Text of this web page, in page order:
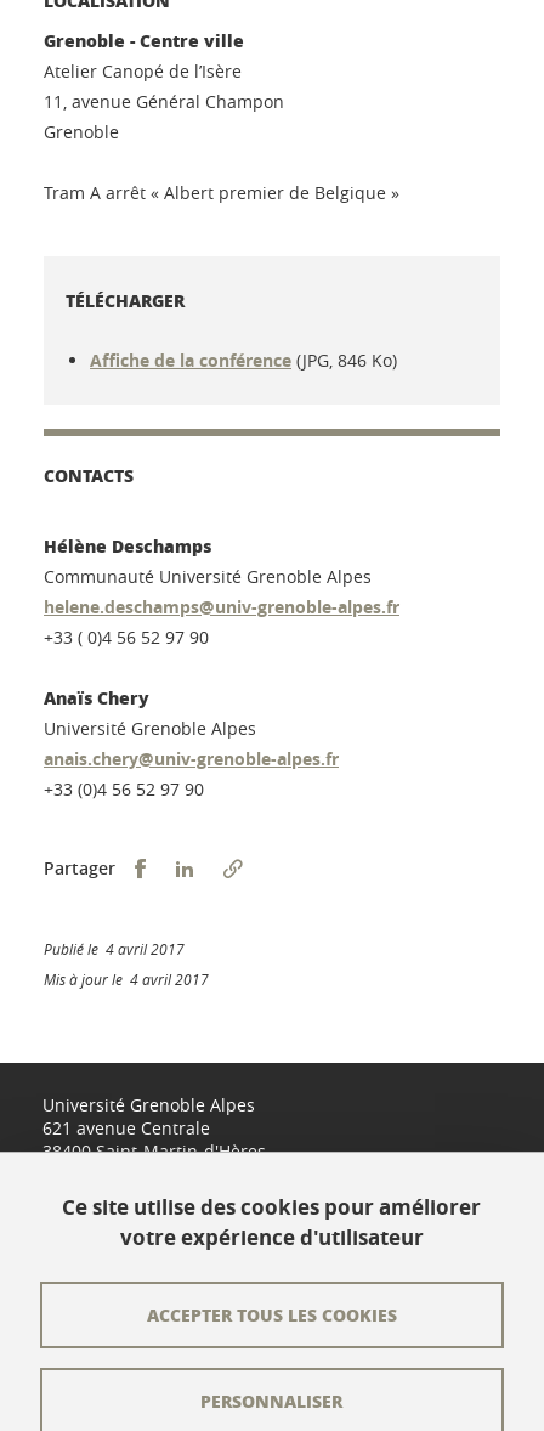
Grenoble - Centre ville
Atelier Canopé de l’Isère
11, avenue Général Champon
Grenoble
Tram A arrêt « Albert premier de Belgique »
TÉLÉCHARGER
Affiche de la conférence (JPG, 846 Ko)
CONTACTS
Hélène Deschamps
Communauté Université Grenoble Alpes
helene.deschamps@univ-grenoble-alpes.fr
+33 ( 0)4 56 52 97 90
Anaïs Chery
Université Grenoble Alpes
anais.chery@univ-grenoble-alpes.fr
+33 (0)4 56 52 97 90
Partager Partager sur Facebook
Partager sur LinkedIn
Publié le 4 avril 2017
Mis à jour le 4 avril 2017
Université Grenoble Alpes
621 avenue Centrale
38400 Saint-Martin-d'Hères
L'équipe éditoriale
Ce site utilise des cookies pour améliorer
votre expérience d'utilisateur
ACCEPTER TOUS LES COOKIES
PERSONNALISER